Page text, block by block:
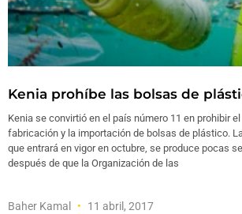
Kenia prohíbe las bolsas de
Kenia se convirtió en el país número 11 en prohibir
fabricación y la importación de bolsas de plástico.
que entrará en vigor en octubre, se produce pocas
después de que la Organización de las
Baher Kamal 11 abril, 2017